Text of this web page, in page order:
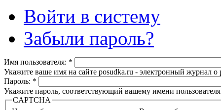
Войти в систему
Забыли пароль?
Имя пользователя: *
Укажите ваше имя на сайте posudka.ru - электронный журнал
Пароль: *
Укажите пароль, соответствующий вашему имени
CAPTCHA